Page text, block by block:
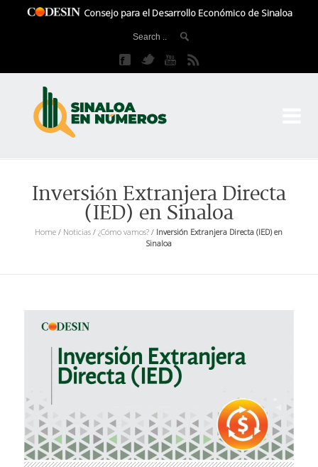
Consejo para el Desarrollo Económico de Sinaloa
Inversión Extranjera Directa
(IED) en Sinaloa
Home / Noticias /¿Cómo vamos? / Inversión Extranjera Directa (IED) en
Sinaloa